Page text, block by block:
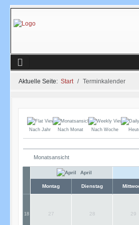
Aktuelle Seite: Start Terminkalender
Nach Jahr Nach Monat Nach Woche
Monatsansicht
April
Montag Dienstag
18 27 28 29